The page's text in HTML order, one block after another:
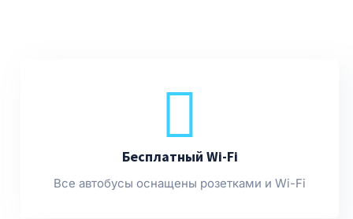
Бесплатный Wi-Fi
Все автобусы оснащены розетками и Wi-Fi